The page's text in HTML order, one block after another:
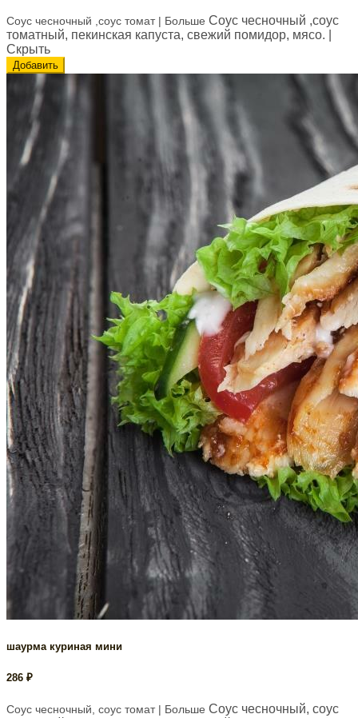
Соус чесночный ,соус томат| Больше Соус чесночный ,соус
томатный, пекинская капуста, свежий помидор, мясо.
Скрыть
Добавить
шаурма куриная мини
286 ₽
Соус чесночный, соус томат| Больше Соус чесночный, соус